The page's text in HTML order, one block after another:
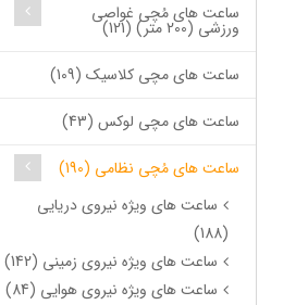
ساعت های مُچی غواصی
ورزشی (200 متر) (121)
ساعت های مچی کلاسیک (109)
ساعت های مچی لوکس (43)
ساعت های مُچی نظامی (190)
ساعت های ویژه نیروی دریایی
(188)
ساعت های ویژه نیروی زمینی (142)
ساعت های ویژه نیروی هوایی (84)